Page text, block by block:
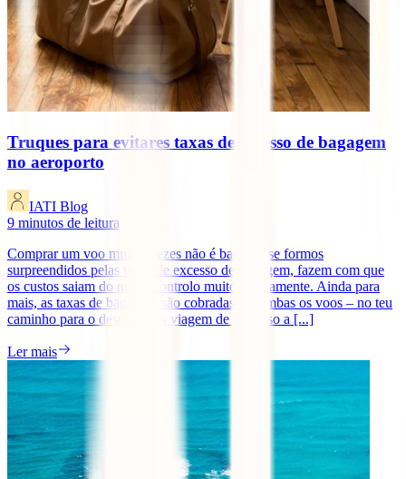
Truques para evitares taxas de excesso de bagagem
no aeroporto
IATI Blog
9 minutos de leitura
Comprar um voo muitas vezes não é barato e se formos
surpreendidos pelas taxas de excesso de bagagem, fazem com que
os custos saiam do nosso controlo muito rapidamente. Ainda para
mais, as taxas de bagagem são cobradas em ambas os voos – no teu
caminho para o destino e na viagem de regresso a [...]
Ler mais